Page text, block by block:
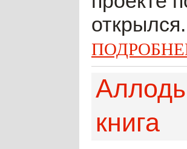
книга